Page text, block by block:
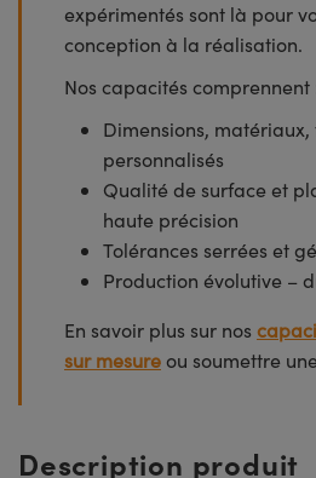
expérimentés sont là pour
conception à la réalisation.
Nos capacités comprennent
Dimensions,
personnalisés
Qualité de surface et
haute précision
Tolérances serrées et
Production évolutive –
En savoir plus sur nos
sur mesure ou soumettre
Description produit